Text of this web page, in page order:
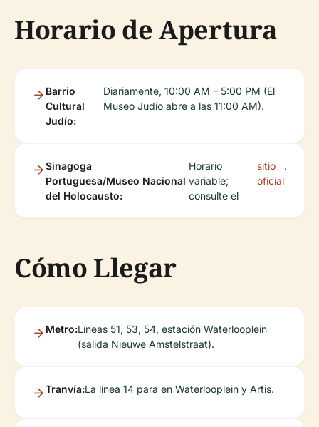
Horario de Apertura
Barrio
Cultural
Judío:
Diariamente, 10:00 AM – 5:00 PM (El
Museo Judío abre a las 11:00 AM).
Sinagoga
Portuguesa/Museo Nacional
del Holocausto:
Horario
variable;
consulte el
sitio
oficial
.
Cómo Llegar
Metro:Líneas 51, 53, 54, estación Waterlooplein
(salida Nieuwe Amstelstraat).
Tranvía:La línea 14 para en Waterlooplein y Artis.